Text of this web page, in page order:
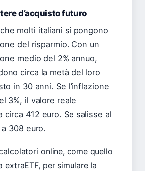
d’acquisto futuro
molti italiani si pongono
del risparmio. Con un
medio del 2% annuo,
circa la metà del loro
in 30 anni. Se l’inflazione
3%, il valore reale
circa 412 euro. Se salisse al
308 euro.
online, come quello
per simulare la